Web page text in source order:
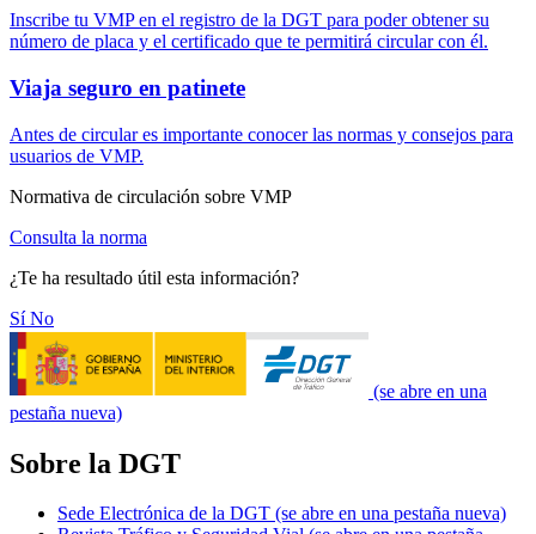
Inscribe tu VMP en el registro de la DGT para poder obtener su
número de placa y el certificado que te permitirá circular con él.
Viaja seguro en patinete
Antes de circular es importante conocer las normas y consejos para
usuarios de VMP.
Normativa de circulación sobre VMP
Consulta la norma
¿Te ha resultado útil esta información?
SíNo
(se abre en una
pestaña nueva)
Sobre la DGT
Sede Electrónica de la DGT (se abre en una pestaña nueva)